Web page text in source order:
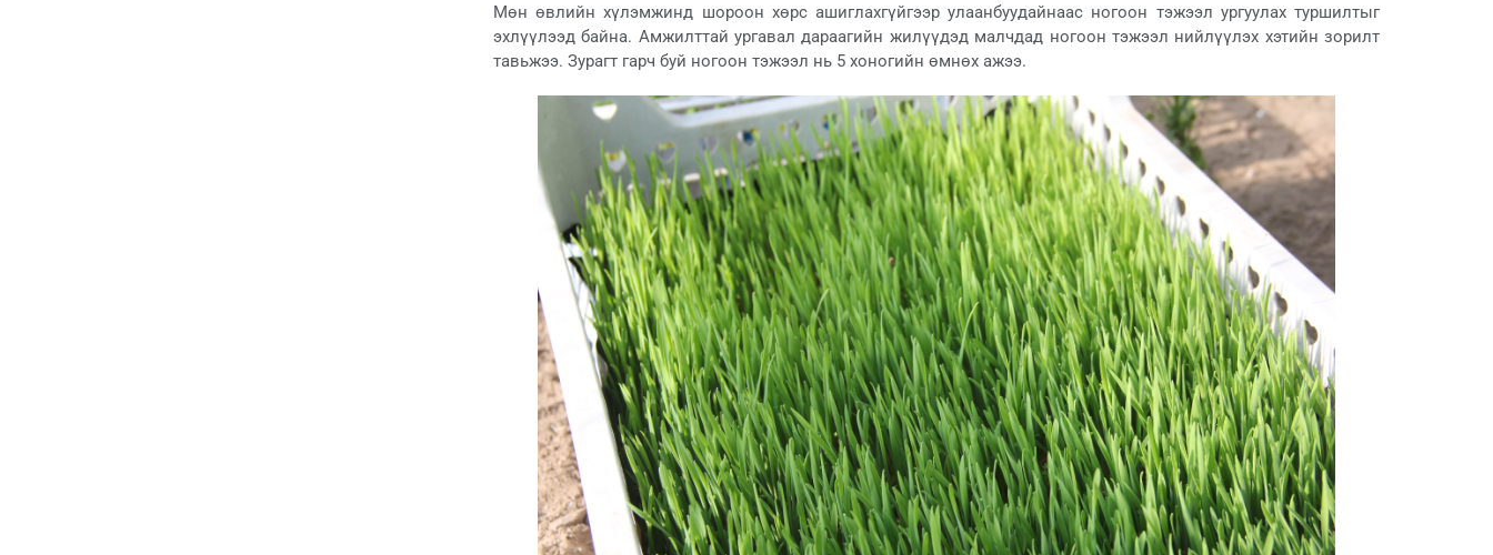
Мөн өвлийн хүлэмжинд шороон хөрс ашиглахгүйгээр улаанбуудайнаас ногоон тэжээл ургуулах туршилтыг
эхлүүлээд байна. Амжилттай ургавал дараагийн жилүүдэд малчдад ногоон тэжээл нийлүүлэх хэтийн зорилт
тавьжээ. Зурагт гарч буй ногоон тэжээл нь 5 хоногийн өмнөх ажээ.